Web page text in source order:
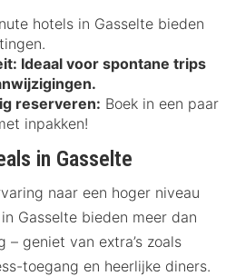
hotels in Gasselte bieden
Ideaal voor spontane trips
reserveren: Boek in een paar
inpakken!
in Gasselte
naar een hoger niveau
Gasselte bieden meer dan
– geniet van extra’s zoals
toegang en heerlijke diners.